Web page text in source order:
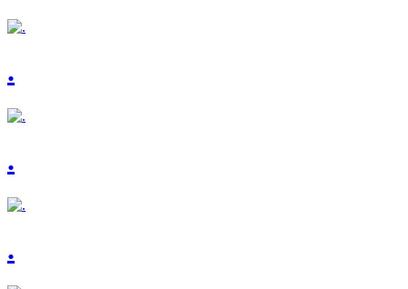
.
.
.